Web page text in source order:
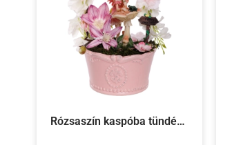
Rózsaszín kaspóba tündérkert jelenet magnóliával